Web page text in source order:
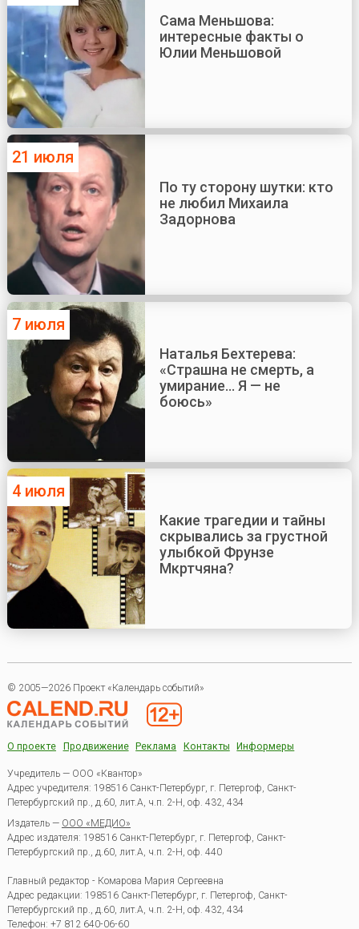
Сама Меньшова:
интересные факты о
Юлии Меньшовой
21 июля
По ту сторону шутки: кто
не любил Михаила
Задорнова
7 июля
Наталья Бехтерева:
«Страшна не смерть, а
умирание... Я — не
боюсь»
4 июля
Какие трагедии и тайны
скрывались за грустной
улыбкой Фрунзе
Мкртчяна?
© 2005—2026 Проект «Календарь событий»
О проекте Продвижение Реклама Контакты Информеры
Учредитель — ООО «Квантор»
Адрес учредителя: 198516 Санкт-Петербург, г. Петергоф, Санкт-
Петербургский пр., д.60, лит.А, ч.п. 2-Н, оф. 432, 434
Издатель — ООО «МЕДИО»
Адрес издателя: 198516 Санкт-Петербург, г. Петергоф, Санкт-
Петербургский пр., д.60, лит.А, ч.п. 2-Н, оф. 440
Главный редактор - Комарова Мария Сергеевна
Адрес редакции: 198516 Санкт-Петербург, г. Петергоф Санкт-
Петербургский пр., д.60, лит.А, ч.п. 2-Н, оф. 432, 434
Телефон: +7 812 640-06-60